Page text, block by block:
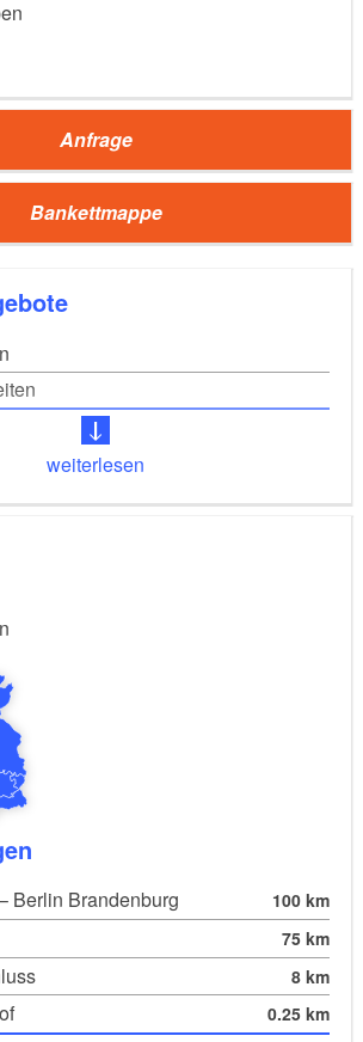
stehen. Gerne infomieren
Parkmöglichkeiten.
Anfrage
Bankettmappe
weiterlesen
Berlin Brandenburg 100 km
75 km
8 km
0.25 km